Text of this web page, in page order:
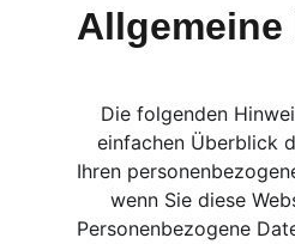
Allgemeine
Die folgenden
einfachen Überblick
Ihren
wenn Sie diese
Personenbezogene